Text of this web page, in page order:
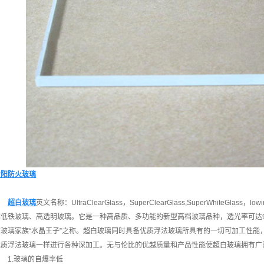
防火玻璃
超白玻璃英文名称：UltraClearGlass，SuperClearGlass,SuperWhiteGlass，
铁玻璃、高透明玻璃。它是一种高品质、多功能的新型高档玻璃品种，透光率可
璃家族“水晶王子”之称。超白玻璃同时具备优质浮法玻璃所具有的一切可加工性
浮法玻璃一样进行各种深加工。无与伦比的优越质量和产品性能使超白玻璃拥有
1.玻璃的自爆率低